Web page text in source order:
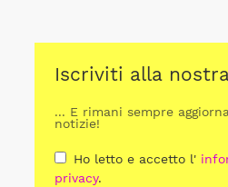
Iscriviti alla
... E rimani sempre
notizie!
Ho letto e accetto l'
privacy.